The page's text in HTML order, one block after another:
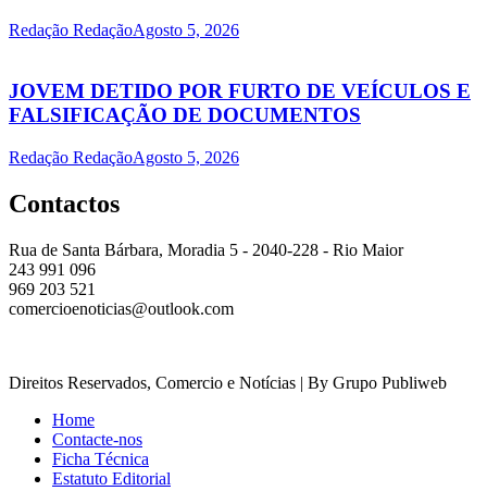
Redação RedaçãoAgosto 5, 2026
JOVEM DETIDO POR FURTO DE VEÍCULOS E
FALSIFICAÇÃO DE DOCUMENTOS
Redação RedaçãoAgosto 5, 2026
Contactos
Rua de Santa Bárbara, Moradia 5 - 2040-228 - Rio Maior
243 991 096
969 203 521
comercioenoticias@outlook.com
Direitos Reservados, Comercio e Notícias | By Grupo Publiweb
Home
Contacte-nos
Ficha Técnica
Estatuto Editorial